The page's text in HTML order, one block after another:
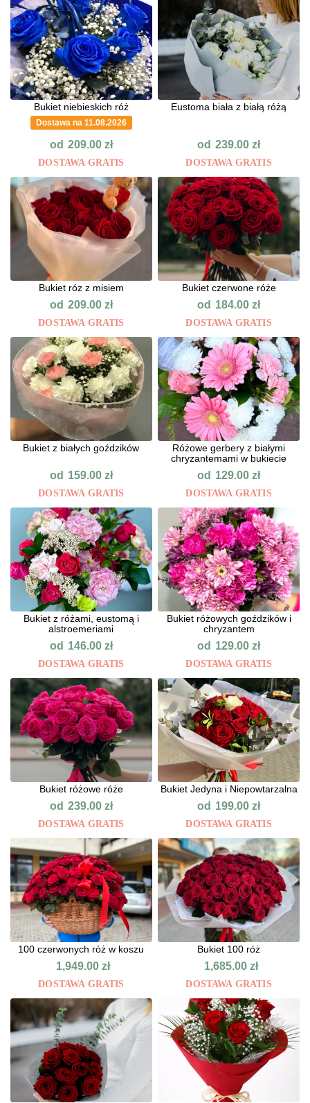
Bukiet niebieskich róż
Dostawa na 11.08.2026
od 209.00 zł
DOSTAWA GRATIS
Eustoma biała z białą różą
od 239.00zł
DOSTAWA GRATIS
Bukiet róz z misiem
od 209.00 zł
DOSTAWA GRATIS
Bukiet czerwone róże
od 184.00zł
DOSTAWA GRATIS
Bukiet z białych goździków
od 159.00 zł
DOSTAWA GRATIS
Różowe gerbery z białymi
chryzantemami w bukiecie
od 129.00zł
DOSTAWA GRATIS
Bukiet z różami, eustomą i
alstroemeriami
od 146.00 zł
DOSTAWA GRATIS
Bukiet różowych goździków i
chryzantem
od 129.00zł
DOSTAWA GRATIS
Bukiet różowe róże
od 239.00 zł
DOSTAWA GRATIS
Bukiet Jedyna i Niepowtarzalna
od 199.00zł
DOSTAWA GRATIS
100 czerwonych róż w koszu
1,949.00zł
DOSTAWA GRATIS
Bukiet 100 róż
1,685.00 zł
DOSTAWA GRATIS